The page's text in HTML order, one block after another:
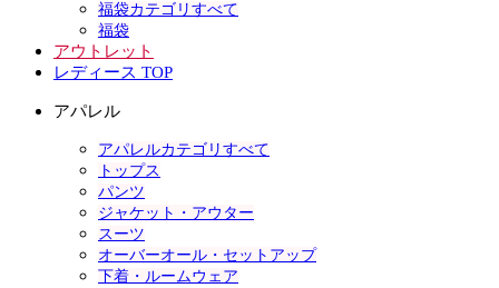
福袋カテゴリすべて
福袋
アウトレット
レディース TOP
アパレル
アパレルカテゴリすべて
トップス
パンツ
ジャケット・アウター
スーツ
オーバーオール・セットアップ
下着・ルームウェア